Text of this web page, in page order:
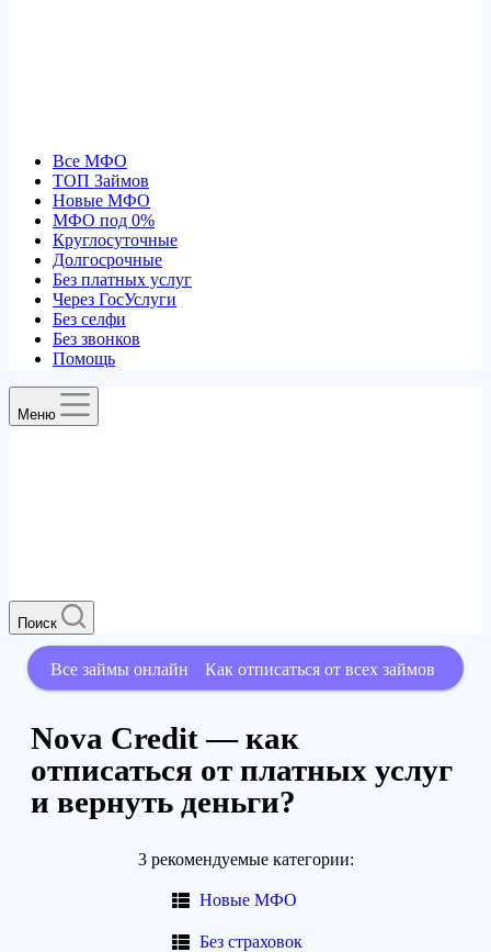
Все МФО
ТОП Займов
Новые МФО
МФО под 0%
Круглосуточные
Долгосрочные
Без платных услуг
Через ГосУслуги
Без селфи
Без звонков
Помощь
Меню
Поиск
Все займы онлайн Как отписаться от всех займов
Nova Credit — как
отписаться от платных услуг
и вернуть деньги?
3 рекомендуемые категории:
Новые МФО
Без страховок